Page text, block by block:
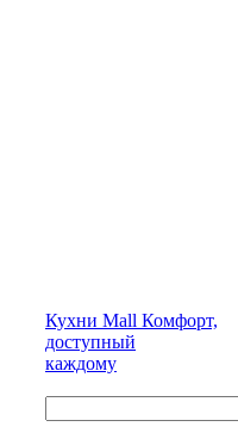
Кухни Mall Комфорт,
доступный
каждому